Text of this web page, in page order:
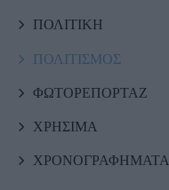
ΠΟΛΙΤΙΚΗ
ΠΟΛΙΤΙΣΜΟΣ
ΦΩΤΟΡΕΠΟΡΤΑΖ
ΧΡΗΣΙΜΑ
ΧΡΟΝΟΓΡΑΦΗΜΑΤΑ